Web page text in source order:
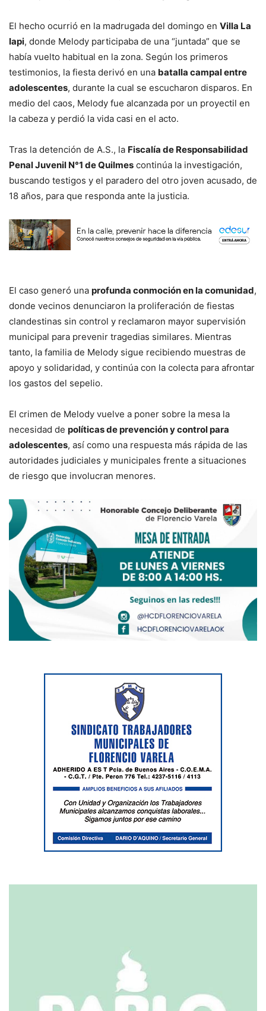
El hecho ocurrió en la madrugada del domingo en Villa La
Iapi, donde Melody participaba de una “juntada” que se
había vuelto habitual en la zona. Según los primeros
testimonios, la fiesta derivó en una batalla campal entre
adolescentes, durante la cual se escucharon disparos. En
medio del caos, Melody fue alcanzada por un proyectil en
la cabeza y perdió la vida casi en el acto.
Tras la detención de A.S., la Fiscalía de Responsabilidad
Penal Juvenil N°1 de Quilmes continúa la investigación,
buscando testigos y el paradero del otro joven acusado, de
18 años, para que responda ante la justicia.
El caso generó una profunda conmoción en la comunidad,
donde vecinos denunciaron la proliferación de fiestas
clandestinas sin control y reclamaron mayor supervisión
municipal para prevenir tragedias similares. Mientras
tanto, la familia de Melody sigue recibiendo muestras de
apoyo y solidaridad, y continúa con la colecta para afrontar
los gastos del sepelio.
El crimen de Melody vuelve a poner sobre la mesa la
necesidad de políticas de prevención y control para
adolescentes, así como una respuesta más rápida de las
autoridades judiciales y municipales frente a situaciones
de riesgo que involucran menores.